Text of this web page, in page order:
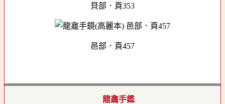
貝部．頁353
邑部．頁457
龍龕手鑑